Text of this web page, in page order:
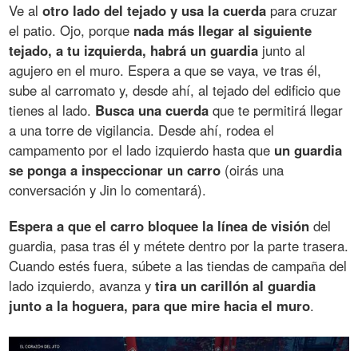
Ve alotro lado del tejado y usa la cuerda para cruzar
el patio. Ojo, porque nada más llegar al siguiente
tejado, a tu izquierda, habrá un guardia junto al
agujero en el muro. Espera a que se vaya, ve tras él,
sube al carromato y, desde ahí, al tejado del edificio que
tienes al lado. Busca una cuerda que te permitirá llegar
a una torre de vigilancia. Desde ahí, rodea el
campamento por el lado izquierdo hasta que un guardia
se ponga a inspeccionar un carro (oirás una
conversación y Jin lo comentará).
Espera a que el carro bloquee la línea de visión del
guardia, pasa tras él y métete dentro por la parte trasera.
Cuando estés fuera, súbete a las tiendas de campaña del
lado izquierdo, avanza ytira un carillón al guardia
junto a la hoguera, para que mire hacia el muro.